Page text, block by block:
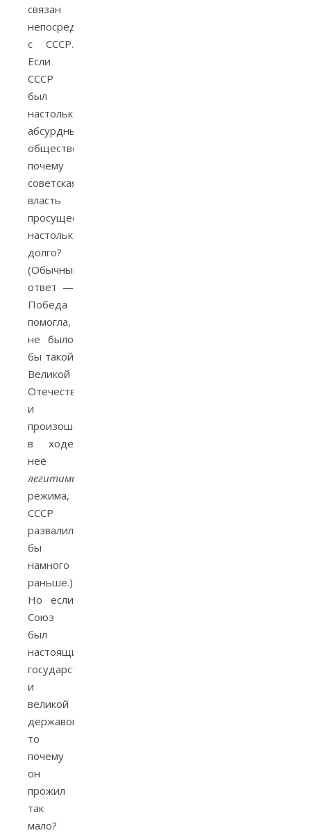
связан
непосредственно
с СССР.
Если
СССР
был
настолько
абсурдным
обществом,
почему
советская
власть
просуществовала
настолько
долго?
(Обычный
ответ —
Победа
помогла,
не было
бы такой
Великой
Отечественной
и
произошедшей
в ходе
неё
легитимизации
режима,
СССР
развалился
бы
намного
раньше.)
Но если
Союз
был
настоящим
государством
и
великой
державой,
то
почему
он
прожил
так
мало?